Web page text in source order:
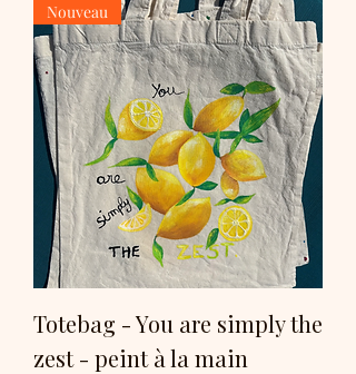
Nouveau
Totebag - You are simply the
zest - peint à la main